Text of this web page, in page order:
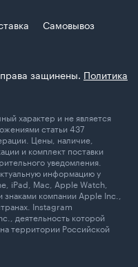
Самовывоз
защинены. Политика
характер и не является
статьи 437
Цены, наличие,
и комплект поставки
уведомления.
информацию у
iPad, Mac, Apple Watch,
компании Apple Inc.,
Instagram
деятельность которой
территории Российской